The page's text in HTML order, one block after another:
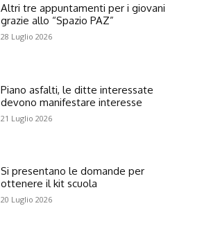
Altri tre appuntamenti per i giovani
grazie allo “Spazio PAZ”
28 Luglio 2026
Piano asfalti, le ditte interessate
devono manifestare interesse
21 Luglio 2026
Si presentano le domande per
ottenere il kit scuola
20 Luglio 2026